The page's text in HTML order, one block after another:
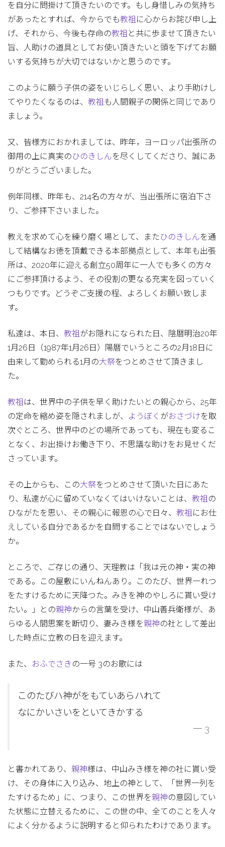
を自分に問掛けて頂きたいのです。もし身惜しみの気持ち
があったとすれば、今からでも教祖 に心からお詫び申し上
げ、それから、今後も存命の教祖 と共に歩ませて頂きたい
旨、人助けの道具としてお使い頂きたいと頭を下げてお願
いする気持ちが大切ではないかと思うのです。
このように願う子供の姿をいじらしく思い、より手助けし
てやりたくなるのは、 教祖 も人間親子の関係と同じであり
ましょう。
又、皆様方におかれましては、昨年，ヨーロッパ出張所の
御用の上に真実のひのきしんを尽くしてくださり、誠にあ
りがとうございました。
例年同様、昨年も、214名の方々が、当出張所に宿泊下さ
り、ご参拝下さいました。
教えを求めて心を練り磨く場として、またひのきしんを通
して結構なお徳を頂戴できる本部拠点として、本年も出張
所は、2020年に迎える創立50周年に一人でも多くの方々
にご参拝頂けるよう、その役割の更なる充実を図っていく
つもりです。どうぞご支援の程、よろしくお願い致しま
す。
私達は、本日、 教祖がお隠れになられた日、陰暦明治20年
1月26日（1987年1月26日）陽暦でいうところの2月18日に
由来して勤められる1月の大祭をつとめさせて頂きまし
た。
教祖 は、世界中の子供を早く助けたいとの親心から、25年
の定命を縮め姿を隠されましが、
ようぼく がおさづけを取
次ぐところ、世界中のどの場所であっても、現在も変るこ
となく、お出掛けお働き下り、不思議な助けをお見せくだ
さっています。
その上からも、この大祭をつとめさせて頂いた日にあた
り、私達が心に留めていなくてはいけないことは、 教祖 の
ひながたを思い、その親心に報恩の心で日々、 教祖 にお仕
えしている自分であるかを自問することではないでしょう
か。
ところで、ご存じの通り、天理教は「我は元の神・実の神
である。この屋敷にいんねんあり。このたび、世界一れつ
をたすけるために天降つた。みきを神のやしろに貰い受け
たい。」との親神からの言葉を受け、中山善兵衛様が、あ
らゆる人間思案を断切り、妻みき様を親神の社として差出
した時点に立教の日を迎えます。
また、 おふでさき の一号 3のお歌には
このたびハ神がをもていあらハれて
なにかいさいをといてきかする
一 3
と書かれてあり、 親神様は、中山みき様を神の社に貰い受
け、その身体に入り込み、地上の神として、「世界一列を
たすけるため」に、つまり、この世界を親神の意図してい
た状態に立替えるために、この世の中、全てのことを人々
によく分かるように説明すると仰られたわけであります。